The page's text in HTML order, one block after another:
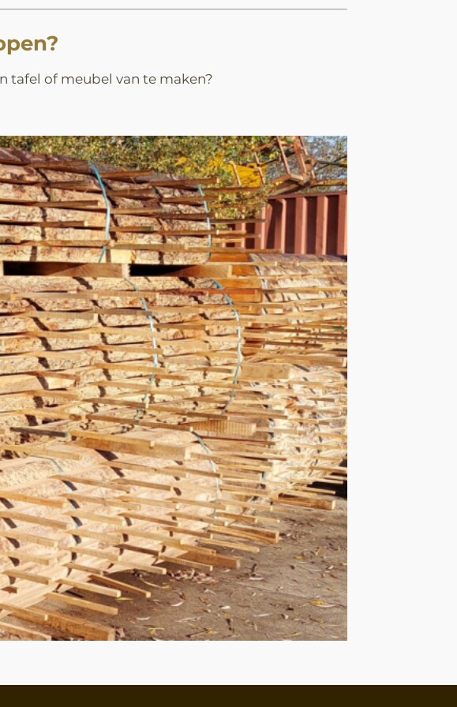
tafel of meubel van te maken?